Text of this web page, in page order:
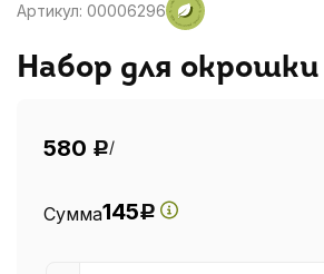
Артикул: 00006296
Набор для окрошки
580 Р/
Сумма145Р